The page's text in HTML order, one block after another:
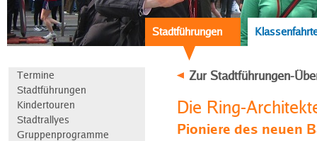
Stadtführungen
Termine
Stadtführungen
Kindertouren
Stadtrallyes
Gruppenprogramme
Zur Stadtführungen-
Die Ring-
Pioniere des neuen